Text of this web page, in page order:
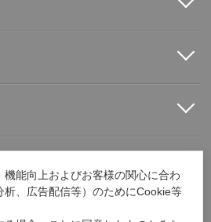
機能向上およびお客様の関心に合わ
析、広告配信等）のためにCookie等